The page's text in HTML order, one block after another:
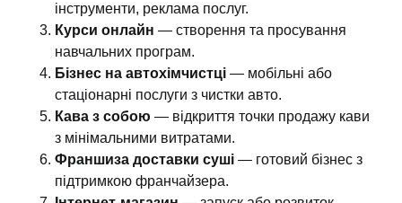
інструменти, реклама послуг.
Курси онлайн — створення та просування
навчальних програм.
Бізнес на автохімчистці — мобільні або
стаціонарні послуги з чистки авто.
Кава з собою — відкриття точки продажу кави
з мінімальними витратами.
Франшиза доставки суші — готовий бізнес з
підтримкою франчайзера.